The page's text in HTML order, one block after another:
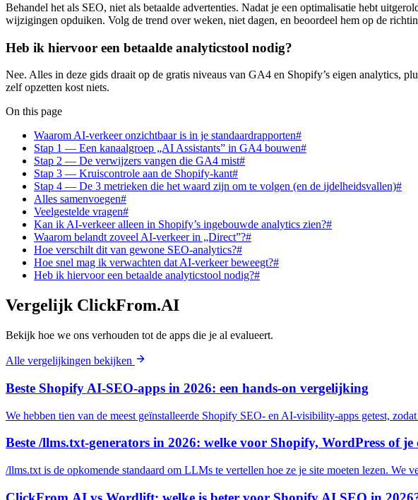
Behandel het als SEO, niet als betaalde advertenties. Nadat je een optimalisatie hebt
wijzigingen opduiken. Volg de trend over weken, niet dagen, en beoordeel hem op de
Heb ik hiervoor een betaalde analyticstool nodig?
Nee. Alles in deze gids draait op de gratis niveaus van GA4 en Shopify’s eigen analytics,
zelf opzetten kost niets.
On this page
Waarom AI-verkeer onzichtbaar is in je standaardrapporten#
Stap 1 — Een kanaalgroep „AI Assistants” in GA4 bouwen#
Stap 2 — De verwijzers vangen die GA4 mist#
Stap 3 — Kruiscontrole aan de Shopify-kant#
Stap 4 — De 3 metrieken die het waard zijn om te volgen (en de ijdelheidsvallen)#
Alles samenvoegen#
Veelgestelde vragen#
Kan ik AI-verkeer alleen in Shopify’s ingebouwde analytics zien?#
Waarom belandt zoveel AI-verkeer in „Direct”?#
Hoe verschilt dit van gewone SEO-analytics?#
Hoe snel mag ik verwachten dat AI-verkeer beweegt?#
Heb ik hiervoor een betaalde analyticstool nodig?#
Vergelijk ClickFrom.AI
Bekijk hoe we ons verhouden tot de apps die je al evalueert.
Alle vergelijkingen bekijken
Beste Shopify AI-SEO-apps in 2026: een hands-on vergelijking
We hebben tien van de meest geïnstalleerde Shopify SEO- en AI-visibility-apps getest,
Beste /llms.txt-generators in 2026: welke voor Shopify, WordPress of je
/llms.txt is de opkomende standaard om LLMs te vertellen hoe ze je site moeten lezen.